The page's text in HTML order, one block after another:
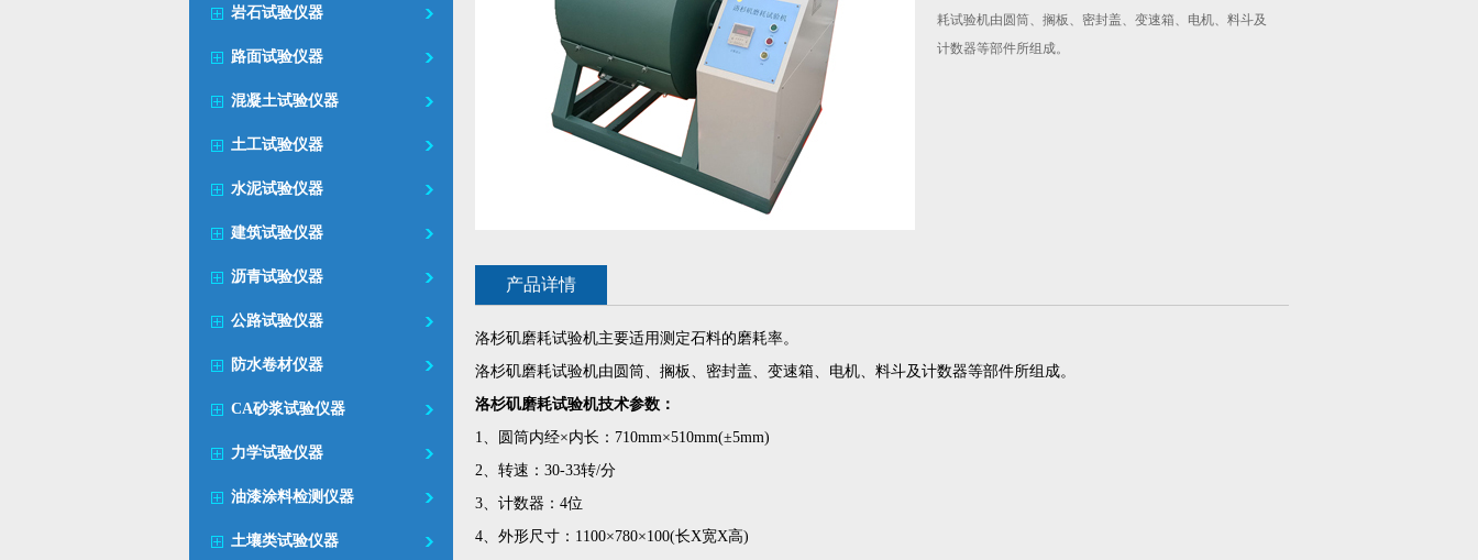
岩石试验仪器
路面试验仪器
混凝土试验仪器
土工试验仪器
水泥试验仪器
建筑试验仪器
沥青试验仪器
公路试验仪器
防水卷材仪器
CA砂浆试验仪器
力学试验仪器
油漆涂料检测仪器
土壤类试验仪器
耗试验机由圆筒、搁板、密封盖、变速箱、电机、料斗及
计数器等部件所组成。
产品详情
洛杉矶磨耗试验机主要适用测定石料的磨耗率。
洛杉矶磨耗试验机由圆筒、搁板、密封盖、变速箱、电机、料斗及计数器等部件所组成。
洛杉矶磨耗试验机技术参数：
1、圆筒内经×内长：710mm×510mm(±5mm)
2、转速：30-33转/分
3、计数器：4位
4、外形尺寸：1100×780×100(长X宽X高)